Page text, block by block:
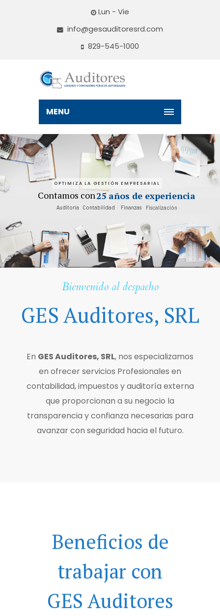
Lun - Vie
info@gesauditoresrd.com
829-545-1000
MENU
Fiscalización
OPTIMIZA LA GESTIÓN EMPRESARIAL
Auditoría
25 años de experiencia
Contamos con
Contabilidad Finanzas
Bienvenido al despacho
GES Auditores, SRL
En GES Auditores, SRL, nos especializamos
en ofrecer servicios Profesionales en
contabilidad, impuestos y auditoría externa
que proporcionan a su negocio la
transparencia y confianza necesarias para
avanzar con seguridad hacia el futuro.
Beneficios de
trabajar con
GES Auditores